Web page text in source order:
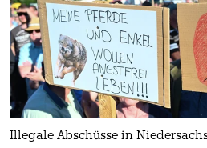
abo
genossenschaft
epaper login
Illegale Abschüsse in